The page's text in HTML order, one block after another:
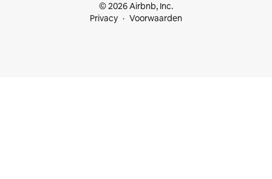
© 2026 Airbnb, Inc.
Privacy
Voorwaarden